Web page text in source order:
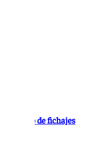
Mercado de fichajes